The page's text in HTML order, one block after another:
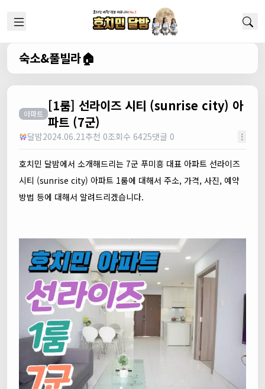
숙소&풀빌라🏠
아파트
[1룸] 선라이즈 시티 (sunrise city) 아
파트 (7군)
달밤2024.06.21추천 0조회수 6425댓글 0
호치민 달밤에서 소개해드리는 7군 푸미흥 대표 아파트 선라이즈
시티 (sunrise city) 아파트 1룸에 대해서 주소, 가격, 사진, 예약
방법 등에 대해서 알려드리겠습니다.